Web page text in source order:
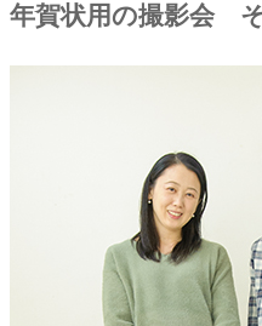
年賀状用の撮影会